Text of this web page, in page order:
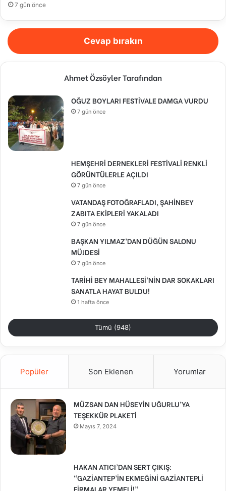
7 gün önce
Cevap bırakın
Ahmet Özsöyler Tarafından
OĞUZ BOYLARI FESTİVALE DAMGA VURDU
7 gün önce
HEMŞEHRİ DERNEKLERİ FESTİVALİ RENKLİ
GÖRÜNTÜLERLE AÇILDI
7 gün önce
VATANDAŞ FOTOĞRAFLADI, ŞAHİNBEY
ZABITA EKİPLERİ YAKALADI
7 gün önce
BAŞKAN YILMAZ’DAN DÜĞÜN SALONU
MÜJDESİ
7 gün önce
TARİHİ BEY MAHALLESİ’NİN DAR SOKAKLARI
SANATLA HAYAT BULDU!
1 hafta önce
Tümü (948)
Popüler Son Eklenen Yorumlar
MÜZSAN DAN HÜSEYİN UĞURLU’YA
TEŞEKKÜR PLAKETİ
Mayıs 7, 2024
HAKAN ATICI’DAN SERT ÇIKIŞ:
“GAZİANTEP’İN EKMEĞİNİ GAZİANTEPLİ